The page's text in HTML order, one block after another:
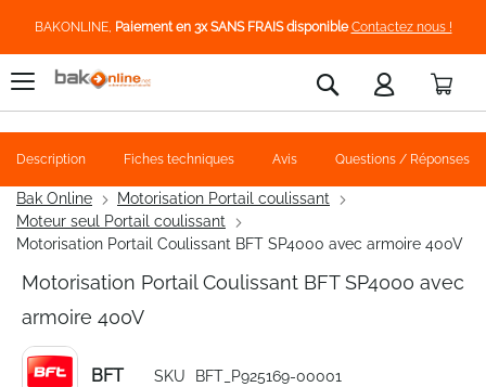
BAKONLINE, Paiement en 3x SANS FRAIS disponible Contactez nous !
Rechercher
Bak Online
Motorisation Portail coulissant
Moteur seul Portail coulissant
Motorisation Portail Coulissant BFT SP4000 avec armoire 400V
Motorisation Portail Coulissant BFT SP4000 avec
armoire 400V
BFT SKU BFT_P925169-00001
Description Fiches techniques Avis Questions / Réponses